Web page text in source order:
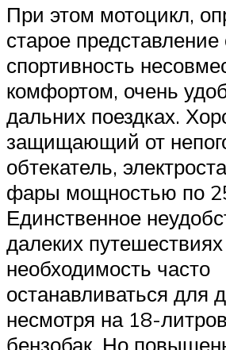
При этом мотоцикл,
старое
спортивность
комфортом, очень
дальних поездках.
защищающий от
обтекатель,
фары мощностью по
Единственное
далеких
необходимость часто
останавливаться для
несмотря на 18-
бензобак. Но